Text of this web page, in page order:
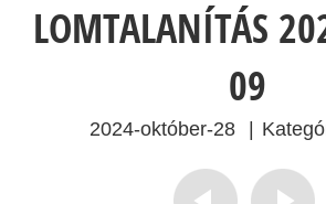
LOMTALANÍTÁS
09
2024-október-28